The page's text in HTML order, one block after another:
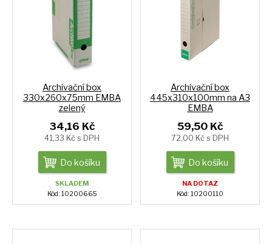
Archivační box
330x260x75mm EMBA
zelený
34,16 Kč
41,33 Kč s DPH
Do košíku
SKLADEM
Kód: 10200665
Archivační box
445x310x100mm na A3
EMBA
59,50 Kč
72,00 Kč s DPH
Do košíku
NA DOTAZ
Kód: 10200110